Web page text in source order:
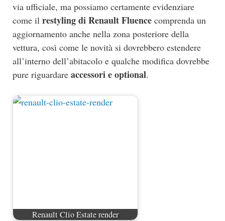
via ufficiale, ma possiamo certamente evidenziare
come il restyling di Renault Fluence comprenda un
aggiornamento anche nella zona posteriore della
vettura, così come le novità si dovrebbero estendere
all’interno dell’abitacolo e qualche modifica dovrebbe
pure riguardare accessori e optional.
Renault Clio Estate render